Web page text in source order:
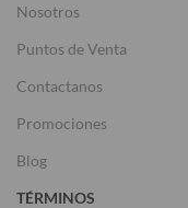
Nosotros
Puntos de Venta
Contactanos
Promociones
Blog
TÉRMINOS